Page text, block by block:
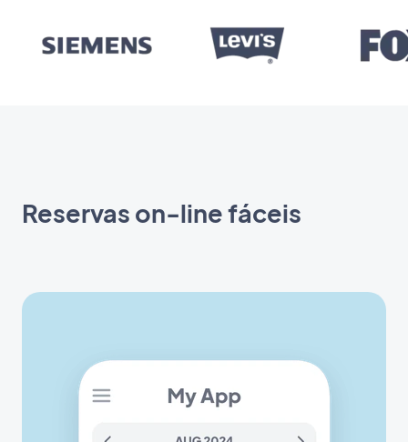
Reservas on-line fáceis